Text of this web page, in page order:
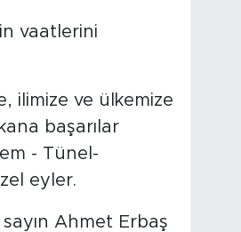
vaatlerini
ilimize ve ülkemize
başarılar
- Tünel-
eyler.
Ahmet Erbaş